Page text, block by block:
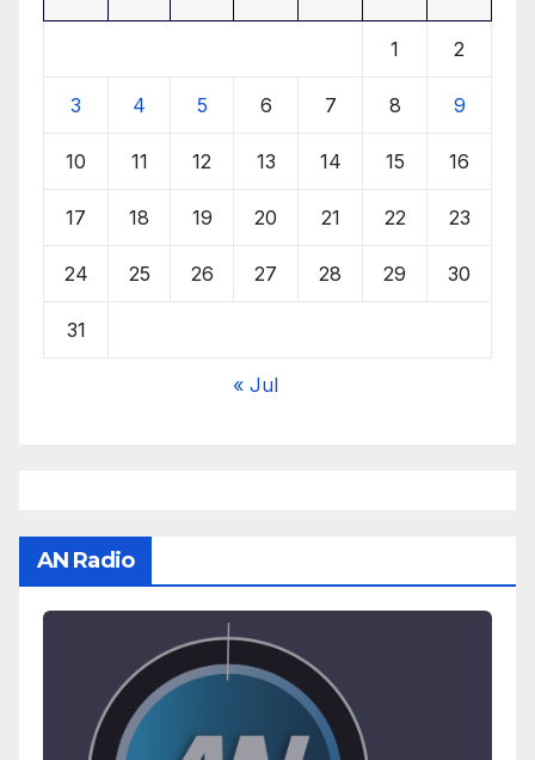
1 2
3 4 5 6 7 8 9
10 11 12 13 14 15 16
17 18 19 20 21 22 23
24 25 26 27 28 29 30
31
« Jul
AN Radio